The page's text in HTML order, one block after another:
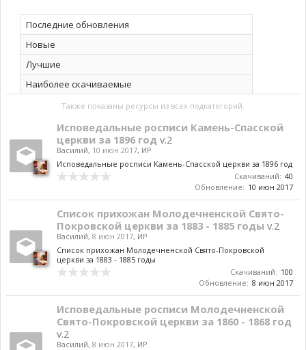
Последние обновления
Новые
Лучшие
Наиболее скачиваемые
Также показаны ресурсы из всех подкатегорий.
Исповедальные росписи Камень-Спасской
церкви за 1896 год v.2
Василий, 10 июн 2017, ИР
Исповедальные росписи Камень-Спасской церкви за 1896 год
Скачиваний: 40
Обновление: 10 июн 2017
Список прихожан Молодечненской Свято-
Покровской церкви за 1883 - 1885 годы v.2
Василий, 8 июн 2017, ИР
Список прихожан Молодечненской Свято-Покровской
церкви за 1883 - 1885 годы
Скачиваний: 100
Обновление: 8 июн 2017
Исповедальные росписи Молодечненской
Свято-Покровской церкви за 1860 - 1868 год
v.2
Василий, 8 июн 2017, ИР